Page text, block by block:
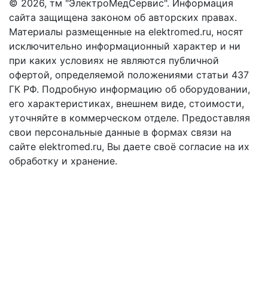
© 2026, тм "ЭлектроМедСервис". Информация
сайта защищена законом об авторских правах.
Материалы размещенные на elektromed.ru, носят
исключительно информационный характер и ни
при каких условиях не являются публичной
офертой, определяемой положениями cтатьи 437
ГК РФ. Подробную информацию об оборудовании,
его характеристиках, внешнем виде, стоимости,
уточняйте в коммерческом отделе. Предоставляя
свои персональные данные в формах связи на
сайте elektromed.ru, Вы даете своё согласие на их
обработку и хранение.